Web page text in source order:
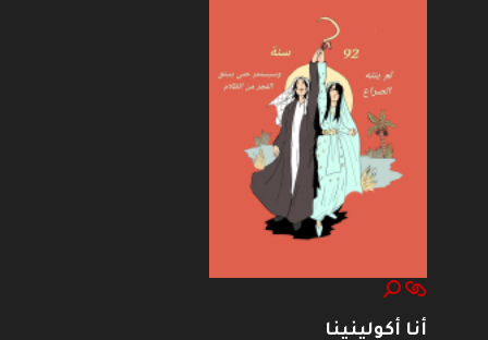
أنا أكولينينا